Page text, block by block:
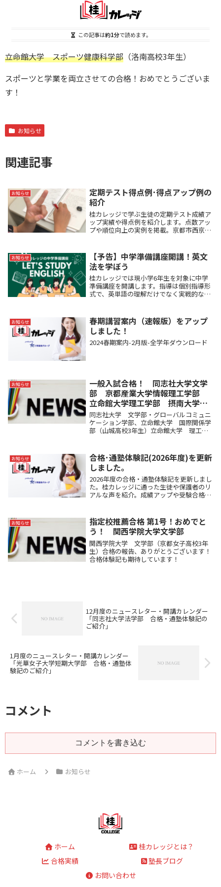
この記事は約1分で読めます。
立命館大学 スポーツ健康科学部 （洛南高校3年生）
スポーツと学業を両立させての合格！おめでとうございま
す！
お知らせ
関連記事
お知らせ
定期テスト得点例･得点アップ例の
紹介
桂カレッジで学ぶ生徒の定期テスト成績ア
ップ実績や得点例を紹介します。点数アッ
プや順位向上の実例を掲載。京都市西京区
お知らせ
【予告】中学準備講座開講！英文
法を学ぼう
桂カレッジでは現小学6年生を対象に中学
準備講座を開講します。指導は個別指導形
式で、英単語の理解だけでなく実戦的な文
いただきますが、英語の指導を入学前から
初めておくに...
お知らせ
春期講習案内（速報版）をアップ
しました！
2024春期案内-2月版-全学年ダウンロード
お知らせ
一般入試合格！ 同志社大学文学
部 京都産業大学情報理工学部
立命館大学理工学部 摂南大学理
工学部
同志社大学 文学部・グローバルコミュニ
ケーション学部、立命館大学 国際関係学
部（山城高校3年生）立命館大学 理工学
生）一般入試での嬉しいお知らせ！おめで
とうござい...
お知らせ
合格･通塾体験記(2026年度)を更新
しました。
2026年度の合格・通塾体験記を更新しまし
た。桂カレッジに通った生徒や保護者のリ
アルな声を紹介。成績アップや受験合格ま
お知らせ
指定校推薦合格 第1号！おめでと
う！ 関西学院大学文学部
関西学院大学 文学部（京都女子高校3年
生）合格の報告、ありがとうございます！
合格体験記も期待しています！
12月度のニュースレター・開講カレンダー
「同志社大学法学部 合格・通塾体験記の
ご紹介」
1月度のニュースレター・開講カレンダー
「光華女子大学短期大学部 合格・通塾体
験記のご紹介」
コメント
コメントを書き込む
ホーム お知らせ
ホーム
桂カレッジとは？
合格実績
塾長ブログ
お問い合わせ